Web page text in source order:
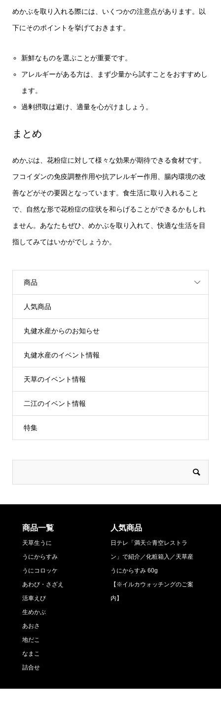
めかぶを取り入れる際には、いくつかの注意点があります。以
下にそのポイントを挙げておきます。
新鮮なものを選ぶことが重要です。
アレルギーがある方は、まず少量から試すことをおすすめし
ます。
過剰摂取は避け、適量を心がけましょう。
まとめ
めかぶは、花粉症に対して様々な効果が期待できる食材です。
フコイダンの免疫調整作用や抗アレルギー作用、腸内環境の改
善などがその要因となっています。食生活に取り入れること
で、自然な形で花粉症の症状を和らげることができるかもしれ
ません。あなたもぜひ、めかぶを取り入れて、快適な生活を目
指してみてはいかがでしょうか。
商品
人気商品
丸健水産からのお知らせ
丸健水産のイベント情報
天草のイベント情報
二江のイベント情報
特集
商品一覧
天草生うに
うにからすみ
うにコロッケ
あわび・さざえ
活車えび
生めかぶ
あおさ
地だこ
なまこ
詰合せ
人気商品
日テレ「満天☆青空レストラ
ン」で紹介／化粧箱入／天草産
うにからすみ 60g
【※イルカウォッチングのご案
内】